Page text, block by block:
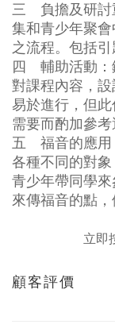
三 負擔及研討
集和青少年聚
之流程。包括引
四 輔助活動：
對課程內容，
易於進行，但
需要而酌加參考
五 福音的應用
各種不同的對
青少年帶同學
來傳福音的點，
立即
顧客評價